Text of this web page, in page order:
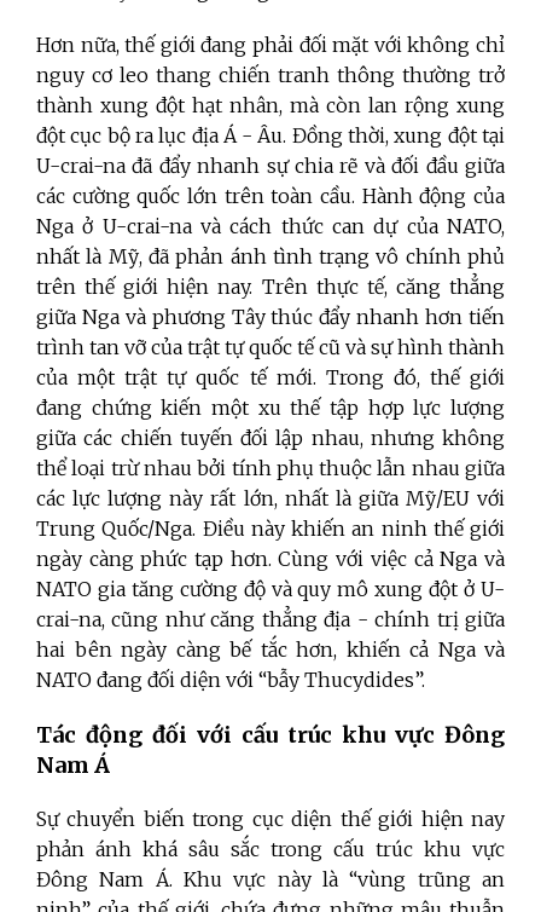
Hơn nữa, thế giới đang phải đối mặt với không chỉ
nguy cơ leo thang chiến tranh thông thường trở
thành xung đột hạt nhân, mà còn lan rộng xung
đột cục bộ ra lục địa Á - Âu. Đồng thời, xung đột tại
U-crai-na đã đẩy nhanh sự chia rẽ và đối đầu giữa
các cường quốc lớn trên toàn cầu. Hành động của
Nga ở U-crai-na và cách thức can dự của NATO,
nhất là Mỹ, đã phản ánh tình trạng vô chính phủ
trên thế giới hiện nay. Trên thực tế, căng thẳng
giữa Nga và phương Tây thúc đẩy nhanh hơn tiến
trình tan vỡ của trật tự quốc tế cũ và sự hình thành
của một trật tự quốc tế mới. Trong đó, thế giới
đang chứng kiến một xu thế tập hợp lực lượng
giữa các chiến tuyến đối lập nhau, nhưng không
thể loại trừ nhau bởi tính phụ thuộc lẫn nhau giữa
các lực lượng này rất lớn, nhất là giữa Mỹ/EU với
Trung Quốc/Nga. Điều này khiến an ninh thế giới
ngày càng phức tạp hơn. Cùng với việc cả Nga và
NATO gia tăng cường độ và quy mô xung đột ở U-
crai-na, cũng như căng thẳng địa - chính trị giữa
hai bên ngày càng bế tắc hơn, khiến cả Nga và
NATO đang đối diện với “bẫy Thucydides”.
Tác động đối với cấu trúc khu vực Đông
Nam Á
Sự chuyển biến trong cục diện thế giới hiện nay
phản ánh khá sâu sắc trong cấu trúc khu vực
Đông Nam Á. Khu vực này là “vùng trũng an